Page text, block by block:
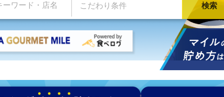
ーワード・店名 こだわり条件 検索